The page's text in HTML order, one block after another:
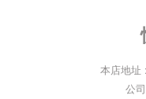
本店地址
公